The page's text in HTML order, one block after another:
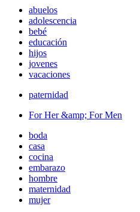
abuelos
adolescencia
bebé
educación
hijos
jovenes
vacaciones
paternidad
For Her &amp; For Men
boda
casa
cocina
embarazo
hombre
maternidad
mujer